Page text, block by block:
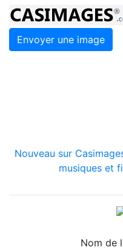
Envoyer une image
Nouveau sur
musiques et
Nom de